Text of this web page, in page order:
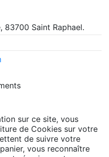
83700 Saint Raphael.
sur ce site, vous
de Cookies sur votre
de suivre votre
vous reconnaître